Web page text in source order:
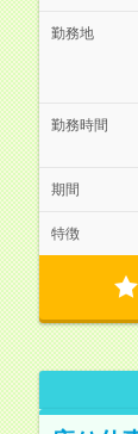
勤務地
勤務時間
期間
特徴